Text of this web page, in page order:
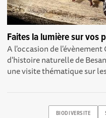
Faites la lumière sur vos
A l'occasion de
d'histoire naturelle de
une visite thématique sur
BIODIVERSITE